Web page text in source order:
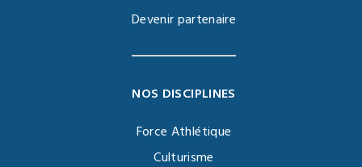
Devenir partenaire
NOS DISCIPLINES
Force Athlétique
Culturisme